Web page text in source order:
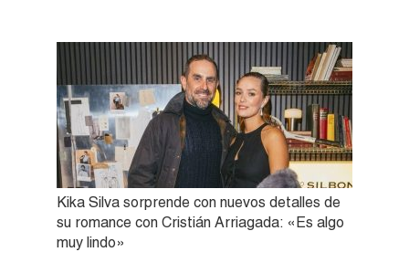
Kika Silva sorprende con nuevos detalles de
su romance con Cristián Arriagada: «Es algo
muy lindo»